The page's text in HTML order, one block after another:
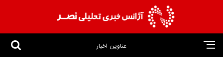
عناوین اخبار